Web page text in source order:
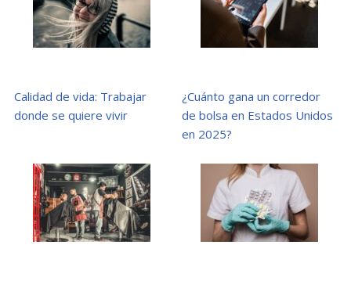
Calidad de vida: Trabajar
donde se quiere vivir
¿Cuánto gana un corredor
de bolsa en Estados Unidos
en 2025?